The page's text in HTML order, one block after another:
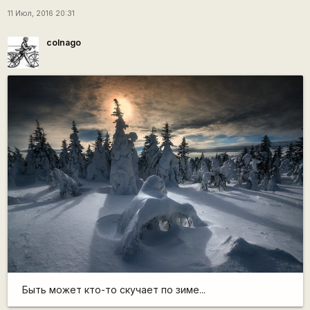
11 Июл, 2016 20:31
colnago
Быть может кто-то скучает по зиме...